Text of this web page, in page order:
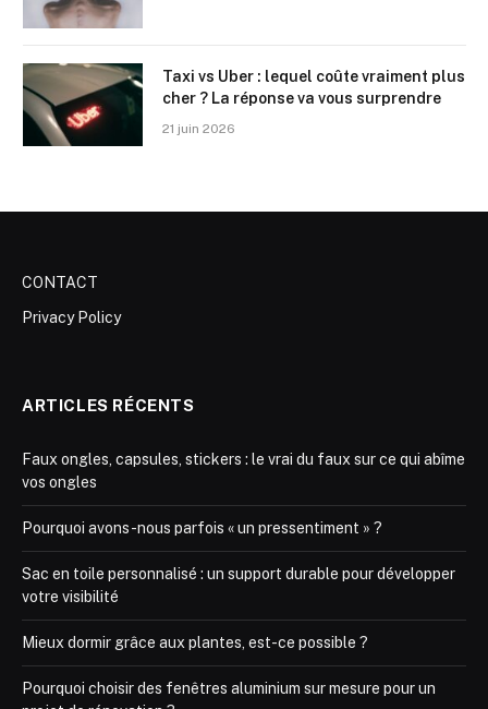
Taxi vs Uber : lequel coûte vraiment plus
cher ? La réponse va vous surprendre
21 juin 2026
CONTACT
Privacy Policy
ARTICLES RÉCENTS
Faux ongles, capsules, stickers : le vrai du faux sur ce qui abîme
vos ongles
Pourquoi avons-nous parfois « un pressentiment » ?
Sac en toile personnalisé : un support durable pour développer
votre visibilité
Mieux dormir grâce aux plantes, est-ce possible ?
Pourquoi choisir des fenêtres aluminium sur mesure pour un